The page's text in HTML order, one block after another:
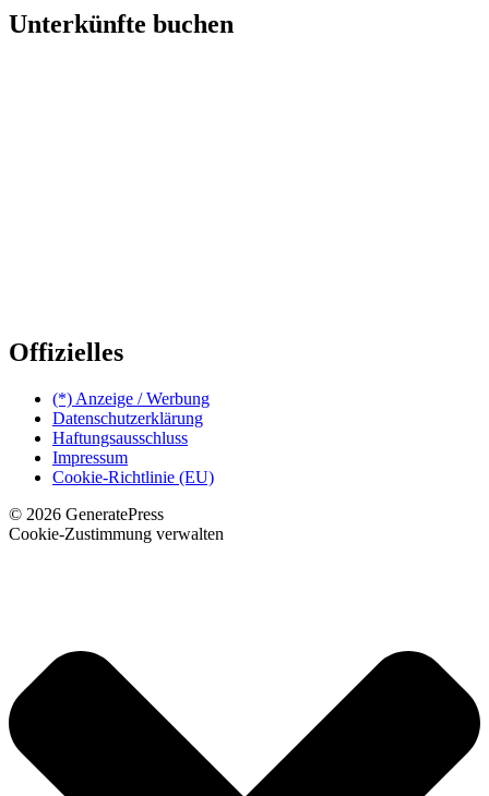
Unterkünfte buchen
Offizielles
(*) Anzeige / Werbung
Datenschutzerklärung
Haftungsausschluss
Impressum
Cookie-Richtlinie (EU)
© 2026 GeneratePress
Cookie-Zustimmung verwalten